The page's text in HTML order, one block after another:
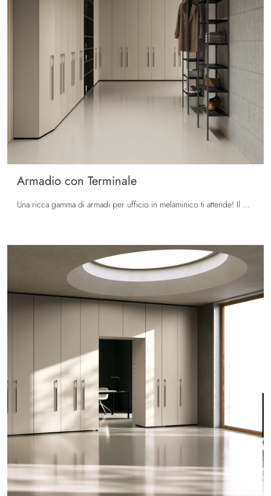
Armadio con Terminale
Una ricca gamma di armadi per ufficio in melaminico ti attende! Il modello Armadio con Terminale di Colombini Office ti attende!